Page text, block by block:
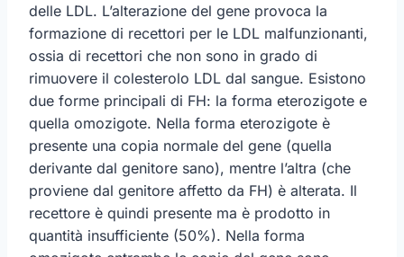
delle LDL. L’alterazione del gene provoca la
formazione di recettori per le LDL malfunzionanti,
ossia di recettori che non sono in grado di
rimuovere il colesterolo LDL dal sangue. Esistono
due forme principali di FH: la forma eterozigote e
quella omozigote. Nella forma eterozigote è
presente una copia normale del gene (quella
derivante dal genitore sano), mentre l’altra (che
proviene dal genitore affetto da FH) è alterata. Il
recettore è quindi presente ma è prodotto in
quantità insufficiente (50%). Nella forma